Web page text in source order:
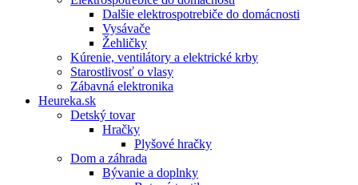
Dalšie elektrospotrebiče do domácnosti
Vysávače
Žehličky
Kúrenie, ventilátory a elektrické krby
Starostlivosť o vlasy
Zábavná elektronika
Heureka.sk
Detský tovar
Hračky
Plyšové hračky
Dom a záhrada
Bývanie a doplnky